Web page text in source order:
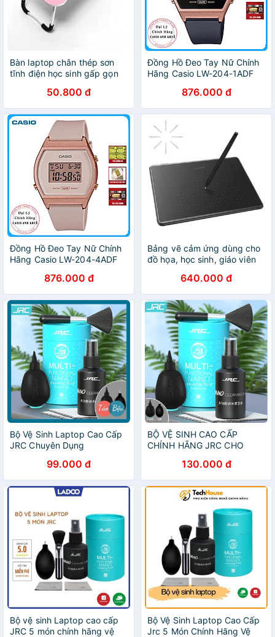
Bàn laptop chân thép sơn
tĩnh điện học sinh gấp gọn
minh(IPAD)50.800 đ
Đồng Hồ Đeo Tay Nữ Chính
Hãng Casio LW-204-1ADF
876.000 đ
Đồng Hồ Đeo Tay Nữ Chính
Hãng Casio LW-204-4ADF
876.000 đ
Bảng vẽ cảm ứng dùng cho
đồ họa, học sinh, giáo viên
không cần pin640.000 đ
Bộ Vệ Sinh Laptop Cao Cấp
JRC Chuyên Dụng
99.000 đ
BỘ VỆ SINH CAO CẤP
CHÍNH HÃNG JRC CHO
130.000 đ
Bộ vệ sinh Laptop cao cấp
JRC 5 món chính hãng vệ
Bộ Vệ Sinh Laptop Cao Cấp
Jrc 5 Món Chính Hãng Vệ